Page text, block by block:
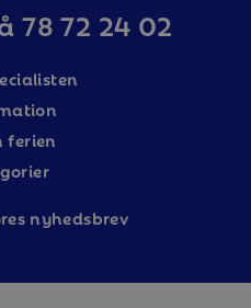
78 72 24 02
ferien
nyhedsbrev